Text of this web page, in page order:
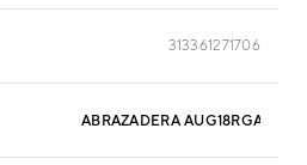
313361271706
ABRAZADERA AUG18RGA